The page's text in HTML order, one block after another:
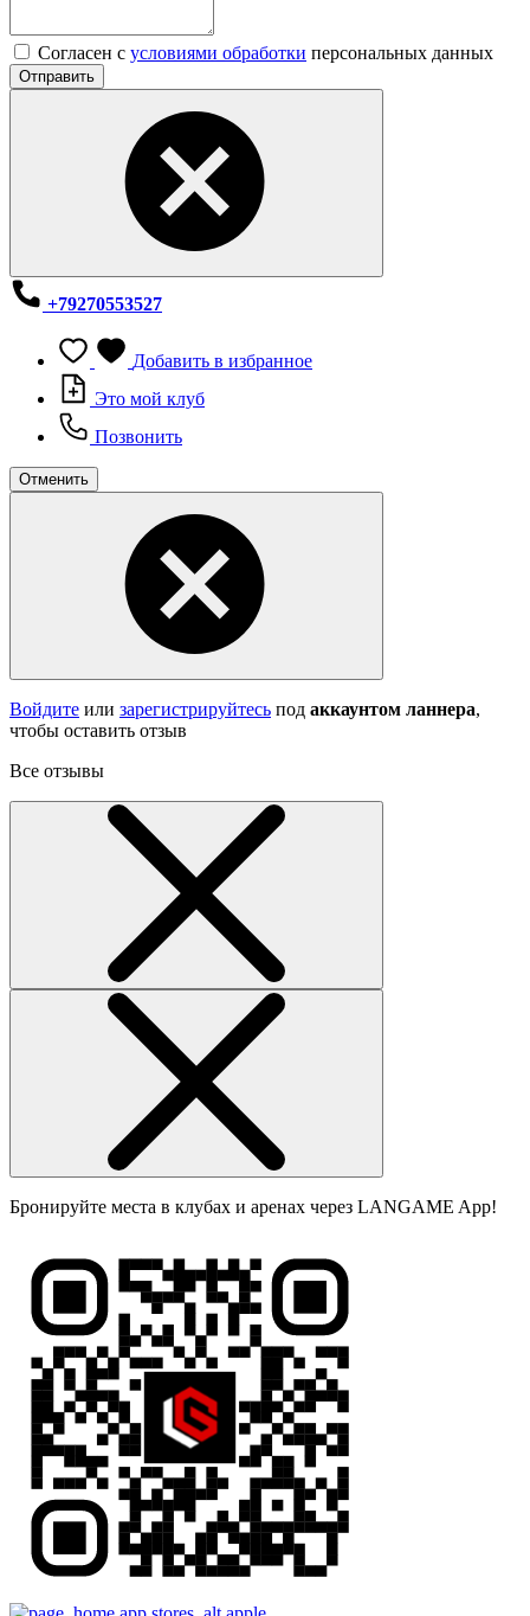
Согласен с условиями обработки персональных данных
Отправить
+79270553527
Добавить в избранное
Это мой клуб
Позвонить
Отменить
Войдите или зарегистрируйтесь под аккаунтом ланнера,
чтобы оставить отзыв
Все отзывы
Бронируйте места в клубах и аренах через LANGAME App!